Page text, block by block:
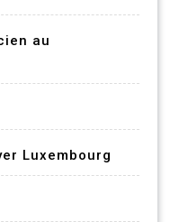
au
Luxembourg